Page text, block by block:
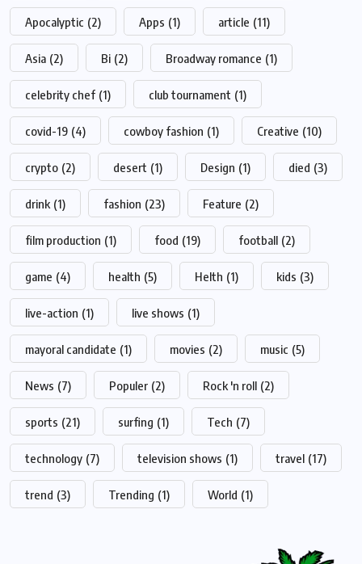
Apocalyptic (2) Apps (1) article (11)
Asia (2) Bi (2) Broadway romance (1)
celebrity chef (1) club tournament (1)
covid-19 (4) cowboy fashion (1) Creative (10)
crypto (2) desert (1) Design (1) died (3)
drink (1) fashion (23) Feature (2)
film production (1) food (19) football (2)
game (4) health (5) Helth (1) kids (3)
live-action (1) live shows (1)
mayoral candidate (1) movies (2) music (5)
News (7) Populer (2) Rock 'n roll (2)
sports (21) surfing (1) Tech (7)
technology (7) television shows (1) travel (17)
trend (3) Trending (1) World (1)